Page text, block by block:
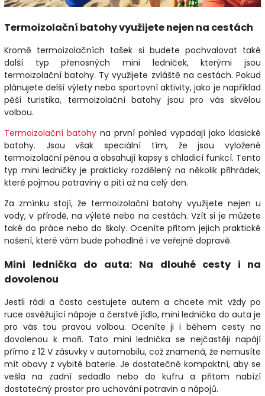
Termoizolační batohy využijete nejen na cestách
Kromě termoizolačních tašek si budete pochvalovat také
další typ přenosných mini ledniček, kterými jsou
termoizolační batohy. Ty využijete zvláště na cestách. Pokud
plánujete delší výlety nebo sportovní aktivity, jako je například
pěší turistika, termoizolační batohy jsou pro vás skvělou
volbou.
Termoizolační batohy na první pohled vypadají jako klasické
batohy. Jsou však speciální tím, že jsou vyložené
termoizolační pěnou a obsahují kapsy s chladicí funkcí. Tento
typ mini ledničky je prakticky rozdělený na několik přihrádek,
které pojmou potraviny a pití až na celý den.
Za zmínku stojí, že termoizolační batohy využijete nejen u
vody, v přírodě, na výletě nebo na cestách. Vzít si je můžete
také do práce nebo do školy. Oceníte přitom jejich praktické
nošení, které vám bude pohodlné i ve veřejné dopravě.
Mini lednička do auta: Na dlouhé cesty i na
dovolenou
Jestli rádi a často cestujete autem a chcete mít vždy po
ruce osvěžující nápoje a čerstvé jídlo, mini lednička do auta je
pro vás tou pravou volbou. Oceníte ji i během cesty na
dovolenou k moři. Tato mini lednička se nejčastěji napájí
přímo z 12 V zásuvky v automobilu, což znamená, že nemusíte
mít obavy z vybité baterie. Je dostatečně kompaktní, aby se
vešla na zadní sedadlo nebo do kufru a přitom nabízí
dostatečný prostor pro uchování potravin a nápojů.